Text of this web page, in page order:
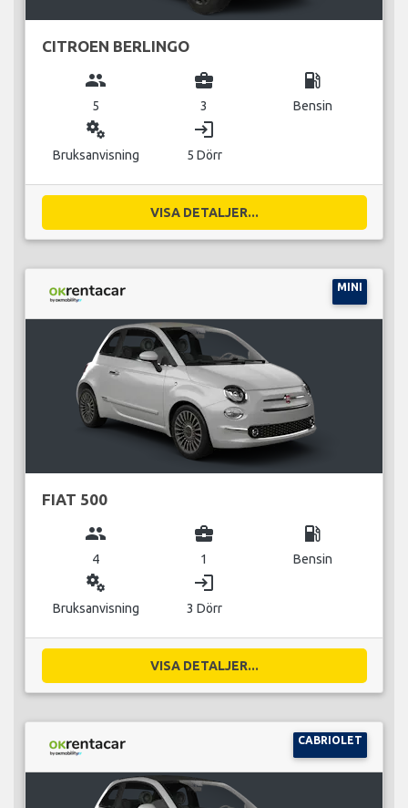
CITROEN BERLINGO
group
5
business_center
3
local_gas_station
Bensin
miscellaneous_services
Bruksanvisning
login
5 Dörr
VISA DETALJER...
MINI
FIAT 500
group
4
business_center
1
local_gas_station
Bensin
miscellaneous_services
Bruksanvisning
login
3 Dörr
VISA DETALJER...
CABRIOLET